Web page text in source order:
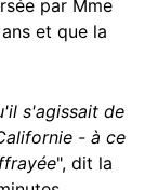
par Mme
et que la
s'agissait de
- à ce
", dit la